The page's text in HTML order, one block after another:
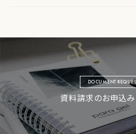
DOCUMENT
資料請求のお申込